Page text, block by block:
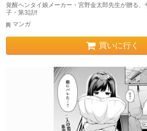
覚醒ヘンタイ娘メーカー・宮野金太郎先生が贈る
子・第3話!!
マンガ
買いに行く